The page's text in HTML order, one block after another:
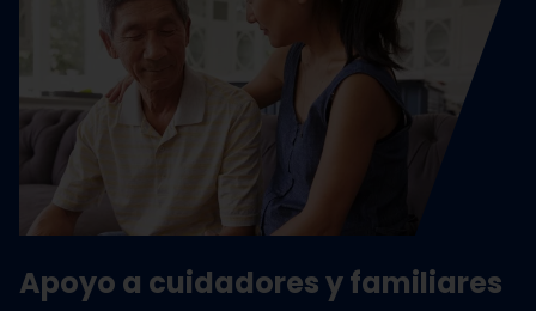
Apoyo a cuidadores y familiares